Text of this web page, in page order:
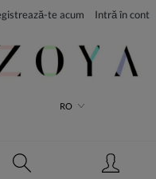
te acum Intră în cont
RO